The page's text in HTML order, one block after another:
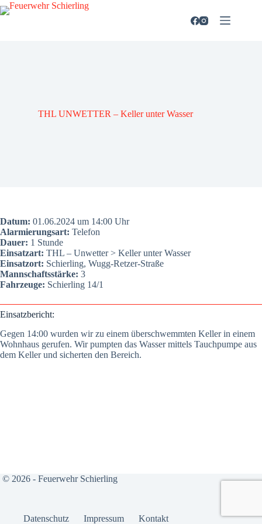
Zum
Inhalt
THL UNWETTER – Kel­ler unter Was­ser
Datum: 01.06.2024 um 14:00 Uhr
Alar­mie­rungs­art: Tele­fon
Dau­er: 1 Stun­de
Ein­satz­art: THL – Unwet­ter > Kel­ler unter Was­ser
Ein­satz­ort: Schier­ling, Wugg-Ret­zer-Stra­ße
Mann­schafts­stär­ke: 3
Fahr­zeu­ge: Schier­ling 14/1
Ein­satz­be­richt:
Gegen 14:00 wur­den wir zu einem über­schwemm­ten Kel­ler in einem
Wohn­haus geru­fen. Wir pump­ten das Was­ser mit­tels Tauch­pum­pe aus
dem Kel­ler und sicher­ten den Bereich.
© 2026 - Feuerwehr Schierling
Daten­schutz Impres­sum Kon­takt